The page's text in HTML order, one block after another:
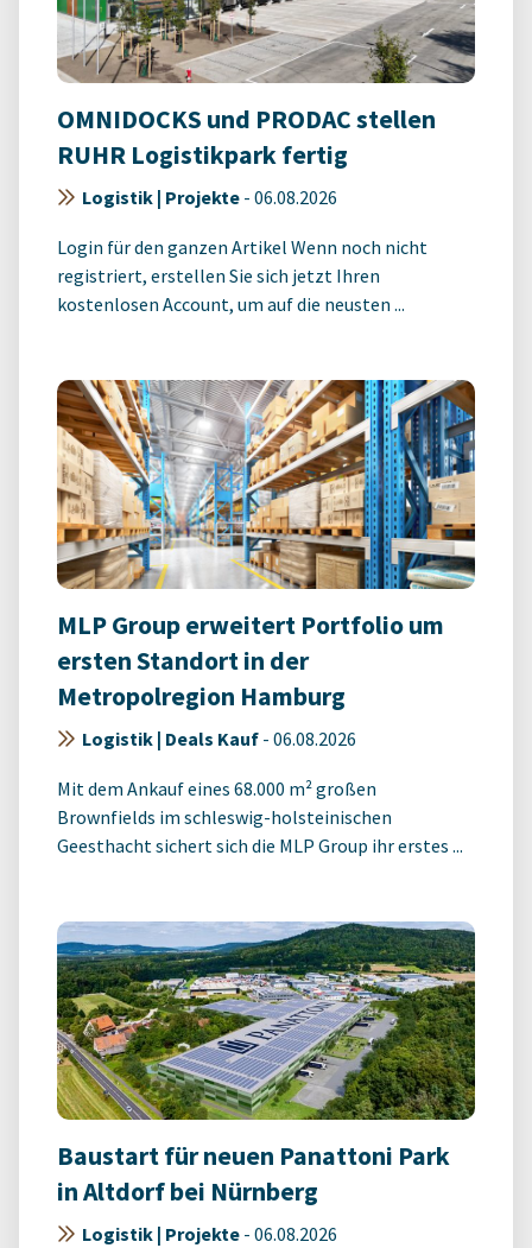
OMNIDOCKS und PRODAC stellen
RUHR Logistikpark fertig
Logistik | Projekte - 06.08.2026
Login für den ganzen Artikel Wenn noch nicht
registriert, erstellen Sie sich jetzt Ihren
kostenlosen Account, um auf die neusten ...
MLP Group erweitert Portfolio um
ersten Standort in der
Metropolregion Hamburg
Logistik | Deals Kauf - 06.08.2026
Mit dem Ankauf eines 68.000 m² großen
Brownfields im schleswig-holsteinischen
Geesthacht sichert sich die MLP Group ihr erstes ...
Baustart für neuen Panattoni Park
in Altdorf bei Nürnberg
Logistik | Projekte - 06.08.2026